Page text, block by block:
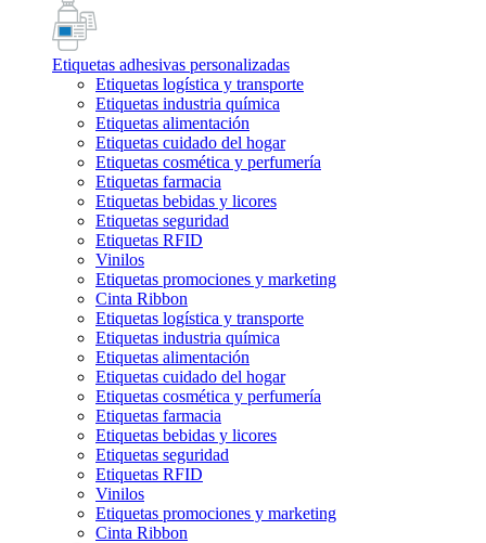
Etiquetas adhesivas personalizadas
Etiquetas logística y transporte
Etiquetas industria química
Etiquetas alimentación
Etiquetas cuidado del hogar
Etiquetas cosmética y perfumería
Etiquetas farmacia
Etiquetas bebidas y licores
Etiquetas seguridad
Etiquetas RFID
Vinilos
Etiquetas promociones y marketing
Cinta Ribbon
Etiquetas logística y transporte
Etiquetas industria química
Etiquetas alimentación
Etiquetas cuidado del hogar
Etiquetas cosmética y perfumería
Etiquetas farmacia
Etiquetas bebidas y licores
Etiquetas seguridad
Etiquetas RFID
Vinilos
Etiquetas promociones y marketing
Cinta Ribbon